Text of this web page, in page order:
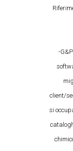
-
client/
si